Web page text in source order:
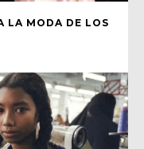
LA MODA DE LOS